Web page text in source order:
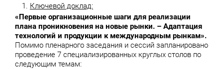
Ключевой доклад:
«Первые организационные шаги для реализации
плана проникновения на новые рынки. – Адаптация
технологий и продукции к международным рынкам».
Помимо пленарного заседания и сессий запланировано
проведение 7 специализированных круглых столов по
следующим темам: